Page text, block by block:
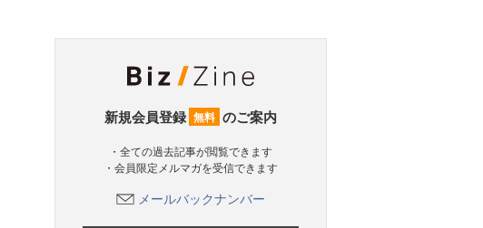
新規会員登録 無料 のご案内
・全ての過去記事が閲覧できます
・会員限定メルマガを受信できます
メールバックナンバー